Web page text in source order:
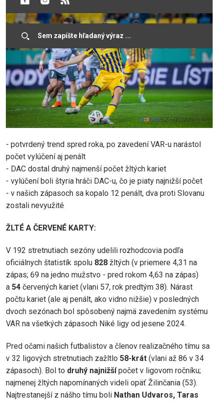
- potvrdený trend spred roka, po zavedení VAR-u narástol
počet vylúčení aj penált
- DAC dostal druhý najmenší počet žltých kariet
- vylúčení boli štyria hráči DAC-u, čo je piaty najnižší počet
- v našich zápasoch sa kopalo 12 penált, dva proti Slovanu
zostali nevyužité
ŽLTÉ A ČERVENÉ KARTY:
V 192 stretnutiach sezóny udelili rozhodcovia podľa
oficiálnych štatistík spolu 828 žltých (v priemere 4,31 na
zápas; 69 na jedno mužstvo - pred rokom 4,63 na zápas)
a 54 červených kariet (vlani 57, rok predtým 38). Nárast
počtu kariet (ale aj penált, ako vidno nižšie) v posledných
dvoch sezónach bol spôsobený najmä zavedením systému
VAR na všetkých zápasoch Niké ligy od jesene 2024.
Pred očami našich futbalistov a členov realizačného tímu sa
v 32 ligových stretnutiach zažltlo 58-krát (vlani až 86 v 34
zápasoch). Bol to druhý najnižšípočet v ligovom ročníku;
najmenej žltých napomínaných videli opäť Žilinčania (53).
Najtrestanejší z nášho tímu boli Nathan Udvaros, Taras